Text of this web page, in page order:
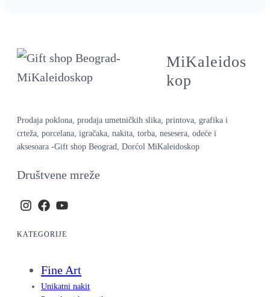
MiKaleidos
kop
Prodaja poklona, prodaja umetničkih slika, printova, grafika i
crteža, porcelana, igračaka, nakita, torba, nesesera, odeće i
aksesoara -Gift shop Beograd, Dorćol MiKaleidoskop
Društvene mreže
KATEGORIJE
Fine Art
Unikatni nakit